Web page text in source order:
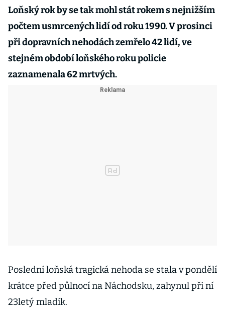
Loňský rok by se tak mohl stát rokem s nejnižším
počtem usmrcených lidí od roku 1990. V prosinci
při dopravních nehodách zemřelo 42 lidí, ve
stejném období loňského roku policie
zaznamenala 62 mrtvých.
Poslední loňská tragická nehoda se stala v pondělí
krátce před půlnocí na Náchodsku, zahynul při ní
23letý mladík.